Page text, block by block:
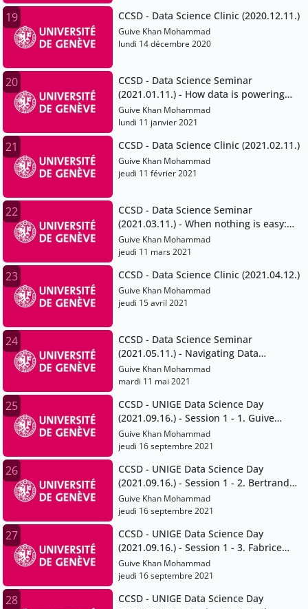
19 CCSD - Data Science Clinic (2020.12.11.)
Guive Khan Mohammad
lundi 14 décembre 2020
20
CCSD - Data Science Seminar
(2021.01.11.) - How data is powering
more open and collaborative forms of
science
Guive Khan Mohammad
lundi 11 janvier 2021
21 CCSD - Data Science Clinic (2021.02.11.)
Guive Khan Mohammad
jeudi 11 février 2021
22
CCSD - Data Science Seminar
(2021.03.11.) - When nothing is easy:
Dealing with heterogeneous data and
interoperability issues
Guive Khan Mohammad
jeudi 11 mars 2021
23 CCSD - Data Science Clinic (2021.04.12.)
Guive Khan Mohammad
jeudi 15 avril 2021
24
CCSD - Data Science Seminar
(2021.05.11.) - Navigating Data
Protection and Data Ownership in
Academic Research
Guive Khan Mohammad
mardi 11 mai 2021
25
CCSD - UNIGE Data Science Day
(2021.09.16.) - Session 1 - 1. Guive
Khan-Mohammad
Guive Khan Mohammad
jeudi 16 septembre 2021
26
CCSD - UNIGE Data Science Day
(2021.09.16.) - Session 1 - 2. Bertrand
Loison
Guive Khan Mohammad
jeudi 16 septembre 2021
27
CCSD - UNIGE Data Science Day
(2021.09.16.) - Session 1 - 3. Fabrice
Calame
Guive Khan Mohammad
jeudi 16 septembre 2021
28
CCSD - UNIGE Data Science Day